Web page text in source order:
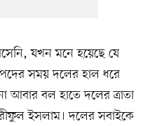
যখন মনে হয়েছে যে
সময় দলের হাল ধরে
আবার বল হাতে দলের ত্রাতা
ইসলাম। দলের সবাইকে